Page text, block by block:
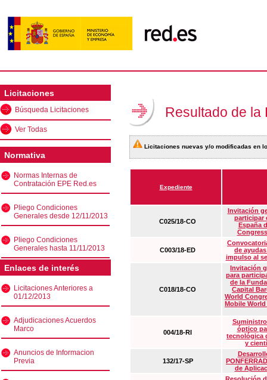
Licitaciones
Búsqueda Licitaciones
Ver Todas
Normativa
Normas Internas de
Contratación EPE Red.es
Pliego Condiciones
Generales desde 12/11/2013
Pliego Condiciones
Generales hasta 11/11/2013
Enlaces de interés
Licitaciones Anteriores a
01/12/2013
Adjudicaciones Acuerdos
Marco
Anuncios de Informacion
Previa
Resultado de la
Licitaciones nuevas y/o modificadas en
Expediente
C025/18-CO
Invitación
participar
España
C003/18-ED
de
impulso al
C018/18-CO
Invitación
para
de la
Capital
World
Mobile
004/18-RI
óptico
tecnológica
y
132/17-SP
de